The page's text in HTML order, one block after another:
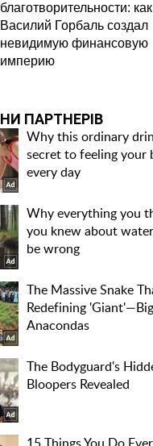
благотворительности: как
Василий Горбаль создал
невидимую финансовую
империю